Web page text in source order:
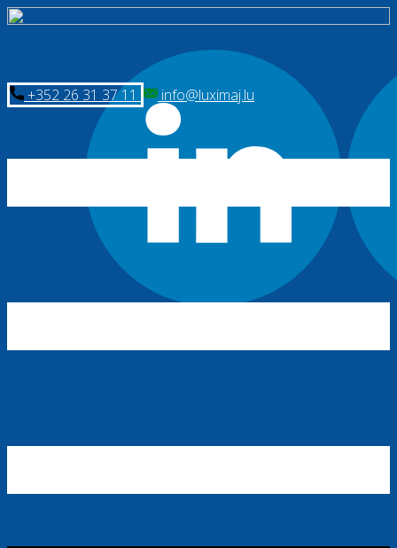
​+352 26 31 37 11 ​info@luximaj.lu